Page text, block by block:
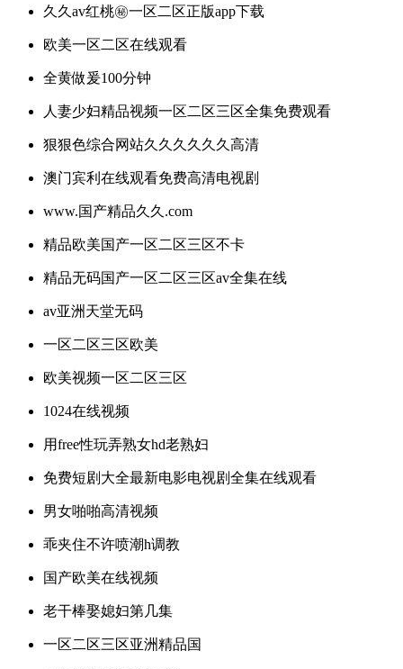
久久av红桃㊙️一区二区正版app下载
欧美一区二区在线观看
全黄做爰100分钟
人妻少妇精品视频一区二区三区全集免费观看
狠狠色综合网站久久久久久久高清
澳门宾利在线观看免费高清电视剧
www.国产精品久久.com
精品欧美国产一区二区三区不卡
精品无码国产一区二区三区av全集在线
av亚洲天堂无码
一区二区三区欧美
欧美视频一区二区三区
1024在线视频
用free性玩弄熟女hd老熟妇
免费短剧大全最新电影电视剧全集在线观看
男女啪啪高清视频
乖夹住不许喷潮h调教
国产欧美在线视频
老干棒娶媳妇第几集
一区二区三区亚洲精品国